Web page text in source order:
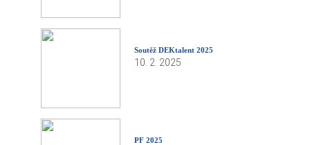
Soutěž DEKtalent 2025
10. 2. 2025
PF 2025